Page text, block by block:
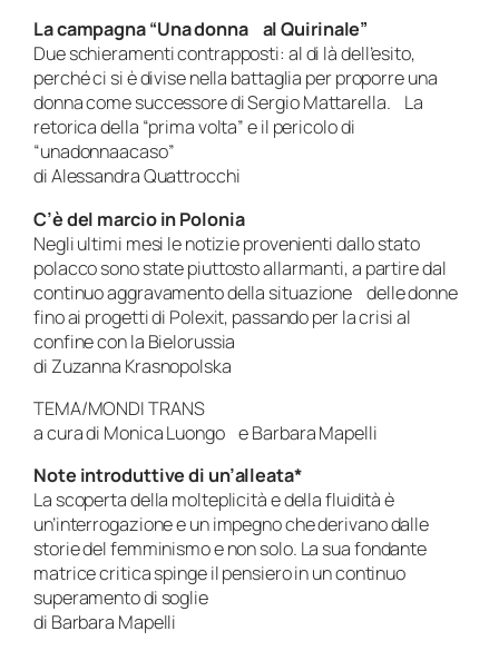
La campagna “Una donna al Quirinale”
Due schieramenti contrapposti: al di là dell’esito,
perché ci si è divise nella battaglia per proporre una
donna come successore di Sergio Mattarella. La
retorica della “prima volta” e il pericolo di
“unadonnaacaso”
di Alessandra Quattrocchi
C’è del marcio in Polonia
Negli ultimi mesi le notizie provenienti dallo stato
polacco sono state piuttosto allarmanti, a partire dal
continuo aggravamento della situazione delle donne
fino ai progetti di Polexit, passando per la crisi al
confine con la Bielorussia
di Zuzanna Krasnopolska
TEMA/MONDI TRANS
a cura di Monica Luongo e Barbara Mapelli
Note introduttive di un’alleata*
La scoperta della molteplicità e della fluidità è
un’interrogazione e un impegno che derivano dalle
storie del femminismo e non solo. La sua fondante
matrice critica spinge il pensiero in un continuo
superamento di soglie
di Barbara Mapelli